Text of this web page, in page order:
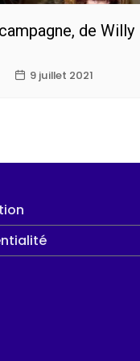
de Willy
9 juillet 2021